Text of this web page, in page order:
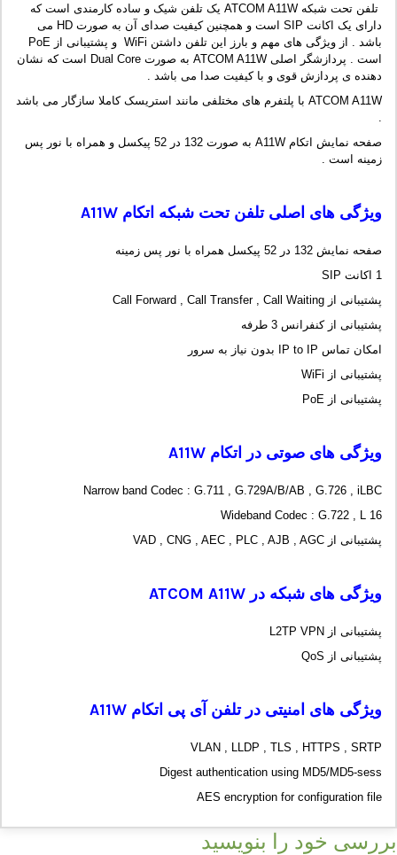
تلفن تحت شبکه ATCOM A11W یک تلفن شیک و ساده کارمندی است که
دارای یک اکانت SIP است و همچنین کیفیت صدای آن به صورت HD می
باشد . از ویژگی های مهم و بارز این تلفن داشتن WiFi و پشتیبانی از PoE
است . پردازشگر اصلی ATCOM A11W به صورت Dual Core است که نشان
دهنده ی پردازش قوی و با کیفیت صدا می باشد .
ATCOM A11W با پلتفرم های مختلفی مانند استریسک کاملا سازگار می باشد
.
صفحه نمایش اتکام A11W به صورت 132 در 52 پیکسل و همراه با نور پس
زمینه است .
ویژگی های اصلی تلفن تحت شبکه اتکام A11W
صفحه نمایش 132 در 52 پیکسل همراه با نور پس زمینه
1 اکانت SIP
پشتیبانی از Call Forward , Call Transfer , Call Waiting
پشتیبانی از کنفرانس 3 طرفه
امکان تماس IP to IP بدون نیاز به سرور
پشتیبانی از WiFi
پشتیبانی از PoE
ویژگی های صوتی در اتکام A11W
Narrow band Codec : G.711 , G.729A/B/AB , G.726 , iLBC
Wideband Codec : G.722 , L 16
پشتیبانی از VAD , CNG , AEC , PLC , AJB , AGC
ویژگی های شبکه در ATCOM A11W
پشتیبانی از L2TP VPN
پشتیبانی از QoS
ویژگی های امنیتی در تلفن آی پی اتکام A11W
VLAN , LLDP , TLS , HTTPS , SRTP
Digest authentication using MD5/MD5-sess
AES encryption for configuration file
بررسی خود را بنویسید